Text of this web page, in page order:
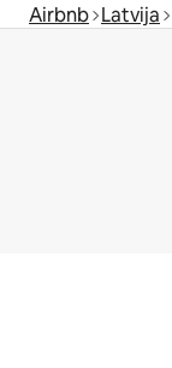
Airbnb Latvija